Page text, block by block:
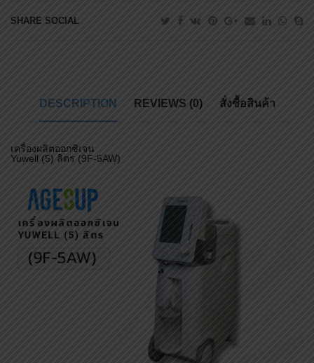
SHARE SOCIAL
DESCRIPTION REVIEWS (0) สั่งซื้อสินค้า
เครื่องผลิตออกซิเจน
Yuwell (5) ลิตร (9F-5AW)